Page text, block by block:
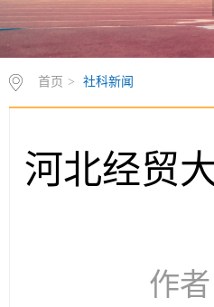
首页 > 社科新闻
河北经贸
作